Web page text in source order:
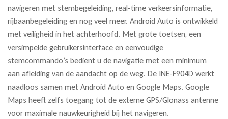
navigeren met stembegeleiding, real-time verkeersinformatie,
rijbaanbegeleiding en nog veel meer. Android Auto is ontwikkeld
met veiligheid in het achterhoofd. Met grote toetsen, een
versimpelde gebruikersinterface en eenvoudige
stemcommando’s bedient u de navigatie met een minimum
aan afleiding van de aandacht op de weg. De INE-F904D werkt
naadloos samen met Android Auto en Google Maps. Google
Maps heeft zelfs toegang tot de externe GPS/Glonass antenne
voor maximale nauwkeurigheid bij het navigeren.